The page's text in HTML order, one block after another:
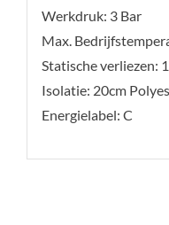
Werkdruk: 3 Bar
Max.
Statische verliezen:
Isolatie: 20cm
Energielabel: C